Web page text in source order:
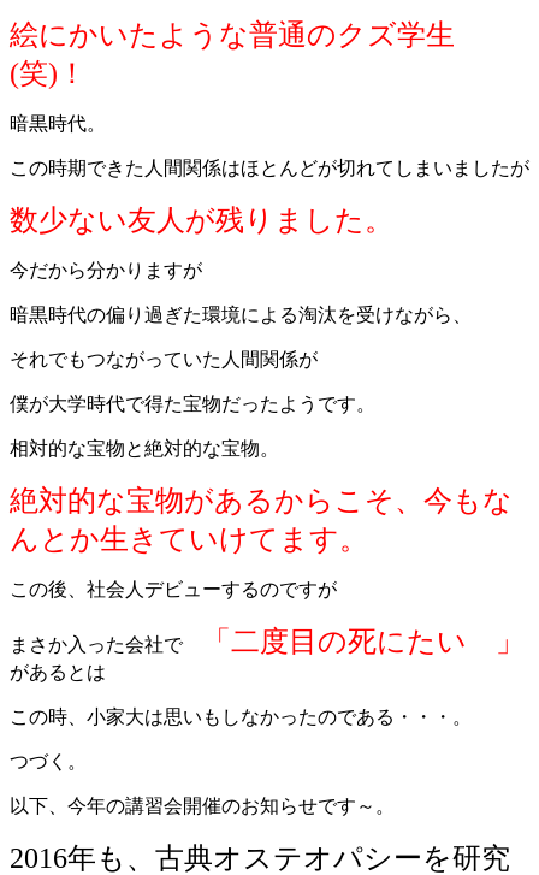
絵にかいたような普通のクズ学生
(笑)！
暗黒時代。
この時期できた人間関係はほとんどが切れてしまいましたが
数少ない友人が残りました。
今だから分かりますが
暗黒時代の偏り過ぎた環境による淘汰を受けながら、
それでもつながっていた人間関係が
僕が大学時代で得た宝物だったようです。
相対的な宝物と絶対的な宝物。
絶対的な宝物があるからこそ、今もな
んとか生きていけてます。
この後、社会人デビューするのですが
まさか入った会社で 「二度目の死にたい 」
があるとは
この時、小家大は思いもしなかったのである・・・。
つづく。
以下、今年の講習会開催のお知らせです～。
2016年も、古典オステオパシーを研究